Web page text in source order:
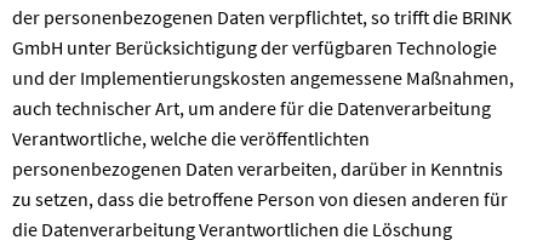
der personenbezogenen Daten verpflichtet, so trifft die BRINK
GmbH unter Berücksichtigung der verfügbaren Technologie
und der Implementierungskosten angemessene Maßnahmen,
auch technischer Art, um andere für die Datenverarbeitung
Verantwortliche, welche die veröffentlichten
personenbezogenen Daten verarbeiten, darüber in Kenntnis
zu setzen, dass die betroffene Person von diesen anderen für
die Datenverarbeitung Verantwortlichen die Löschung